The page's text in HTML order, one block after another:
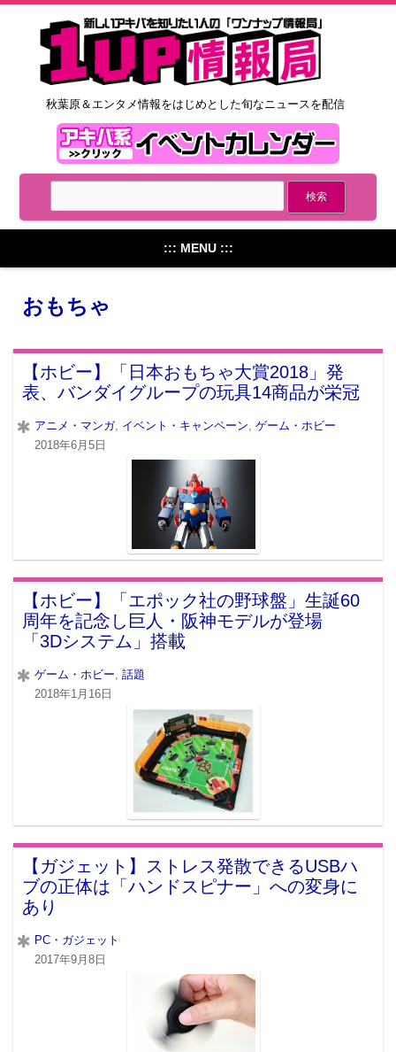
秋葉原＆エンタメ情報をはじめとした旬なニュースを配信
::: MENU :::
おもちゃ
【ホビー】「日本おもちゃ大賞2018」発
表、バンダイグループの玩具14商品が栄冠
アニメ・マンガ, イベント・キャンペーン ゲーム・ホビー
2018年6月5日
【ホビー】「エポック社の野球盤」生誕60
周年を記念し巨人・阪神モデルが登場
「3Dシステム」搭載
ゲーム・ホビー 話題
2018年1月16日
【ガジェット】ストレス発散できるUSBハ
ブの正体は「ハンドスピナー」への変身に
あり
PC・ガジェット
2017年9月8日